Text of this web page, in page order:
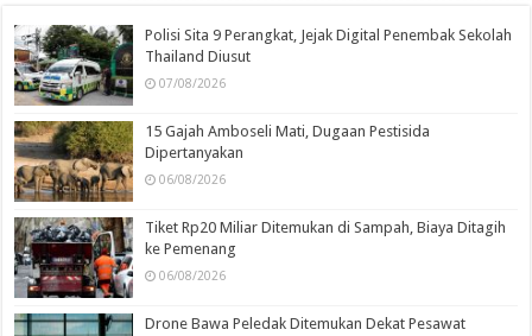
Polisi Sita 9 Perangkat, Jejak Digital Penembak Sekolah
Thailand Diusut
07/08/2026
15 Gajah Amboseli Mati, Dugaan Pestisida
Dipertanyakan
06/08/2026
Tiket Rp20 Miliar Ditemukan di Sampah, Biaya Ditagih
ke Pemenang
06/08/2026
Drone Bawa Peledak Ditemukan Dekat Pesawat